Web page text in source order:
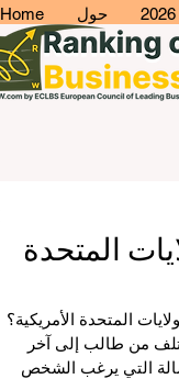
Home حول
المتحدة
المتحدة الأمريكية؟
من طالب إلى آخر
التي يرغب الشخص